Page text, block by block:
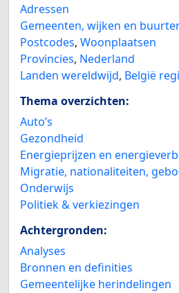
Adressen
Gemeenten, wijken en
Postcodes, Woonplaatsen
Provincies, Nederland
Landen wereldwijd, België
Thema overzichten:
Auto’s
Gezondheid
Energieprijzen en
Migratie, nationaliteiten,
Onderwijs
Politiek & verkiezingen
Achtergronden:
Analyses
Bronnen en definities
Gemeentelijke herindelingen